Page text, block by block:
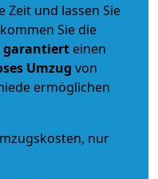
Zeit und lassen Sie
Sie die
garantiert einen
Umzug von
ermöglichen
nur